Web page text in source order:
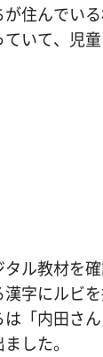
住んでい
いて、児
ル教材を
字にルビ
「内田さ
した。